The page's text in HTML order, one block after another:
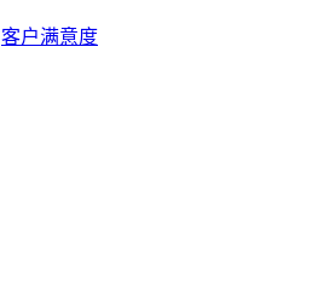
客户满意度